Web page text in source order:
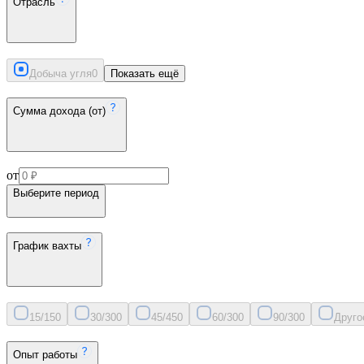
Добыча угля0 Показать ещё
Сумма дохода (от)
от
Выберите период
График вахты
15/150 30/300 45/450 60/300 90/300
Опыт работы